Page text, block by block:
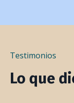
Testimonios
Lo que